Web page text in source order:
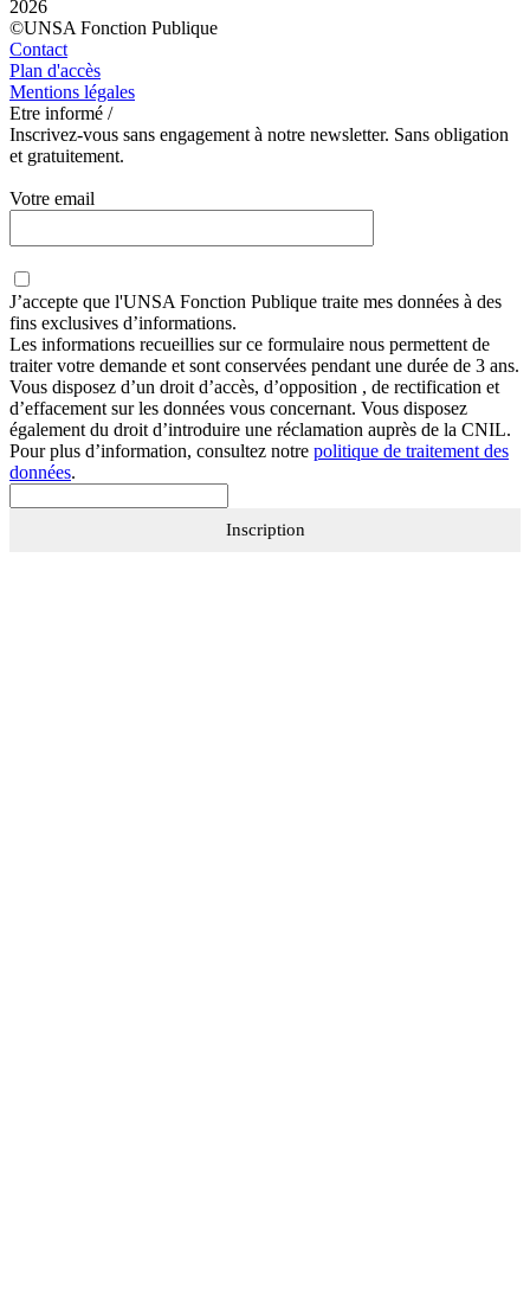
2026
©UNSA Fonction Publique
Contact
Plan d'accès
Mentions légales
Etre informé /
Inscrivez-vous sans engagement à notre newsletter. Sans obligation
et gratuitement.
Votre email
J’accepte que l'UNSA Fonction Publique traite mes données à des
fins exclusives d’informations.
Les informations recueillies sur ce formulaire nous permettent de
traiter votre demande et sont conservées pendant une durée de 3 ans.
Vous disposez d’un droit d’accès, d’opposition , de rectification et
d’effacement sur les données vous concernant. Vous disposez
également du droit d’introduire une réclamation auprès de la CNIL.
Pour plus d’information, consultez notre politique de traitement des
données.
Inscription